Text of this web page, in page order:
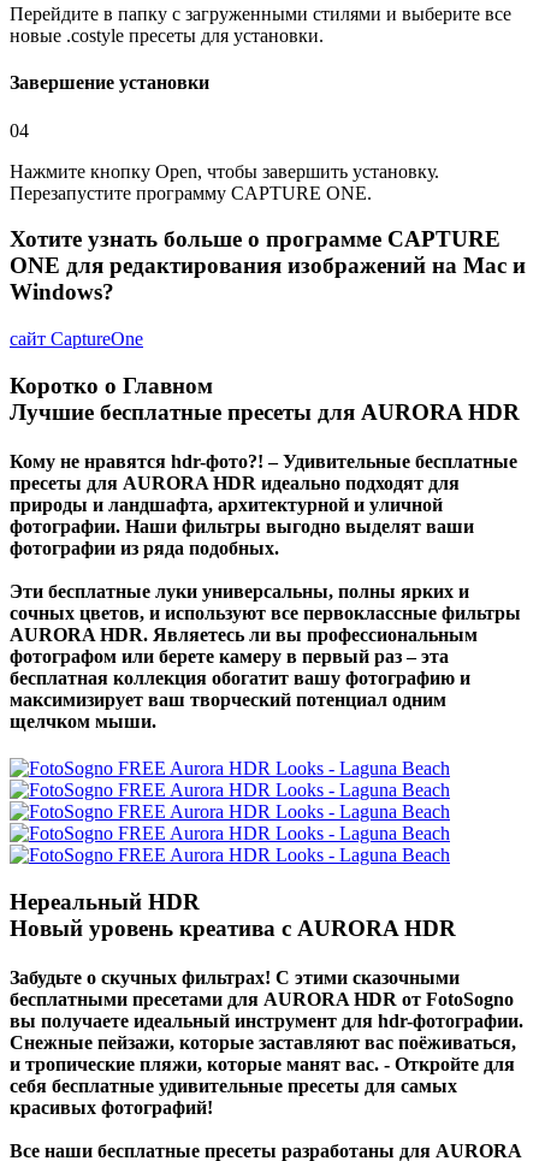
Перейдите в папку с загруженными стилями и выберите все
новые .costyle пресеты для установки.
Завершение установки
04
Нажмите кнопку Open, чтобы завершить установку.
Перезапустите программу CAPTURE ONE.
Хотите узнать больше о программе CAPTURE
ONE для редактирования изображений на Mac и
Windows?
сайт CaptureOne
Коротко о Главном
Лучшие бесплатные пресеты для AURORA HDR
Кому не нравятся hdr-фото?! – Удивительные бесплатные
пресеты для AURORA HDR идеально подходят для
природы и ландшафта, архитектурной и уличной
фотографии. Наши фильтры выгодно выделят ваши
фотографии из ряда подобных.
Эти бесплатные луки универсальны, полны ярких и
сочных цветов, и используют все первоклассные фильтры
AURORA HDR. Являетесь ли вы профессиональным
фотографом или берете камеру в первый раз – эта
бесплатная коллекция обогатит вашу фотографию и
максимизирует ваш творческий потенциал одним
щелчком мыши.
Нереальный HDR
Новый уровень креатива с AURORA HDR
Забудьте о скучных фильтрах! С этими сказочными
бесплатными пресетами для AURORA HDR от FotoSogno
вы получаете идеальный инструмент для hdr-фотографии.
Снежные пейзажи, которые заставляют вас поёживаться,
и тропические пляжи, которые манят вас. - Откройте для
себя бесплатные удивительные пресеты для самых
красивых фотографий!
Все наши бесплатные пресеты разработаны для AURORA